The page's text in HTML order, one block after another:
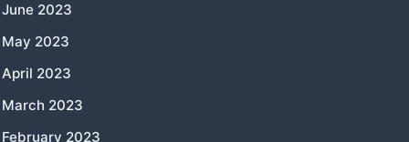
June 2023
May 2023
April 2023
March 2023
February 2023